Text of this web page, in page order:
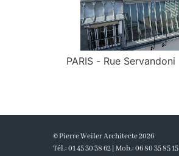
PARIS - Rue Servandoni
© Pierre Weiler Architecte 2026
Tél.: 01 45 30 38 62 | Mob.: 06 80 35 85 15